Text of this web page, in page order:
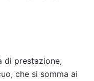
di prestazione,
che si somma ai